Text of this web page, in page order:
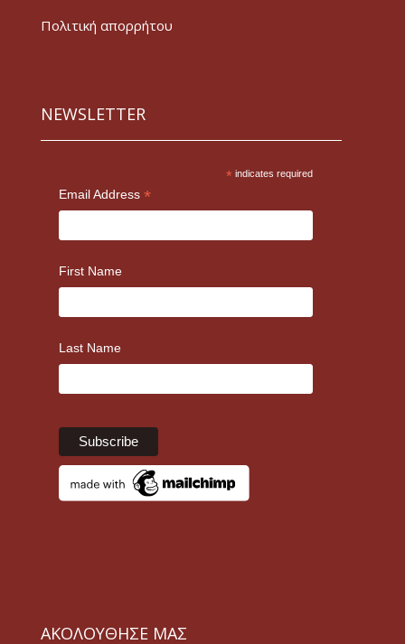
Πολιτική απορρήτου
NEWSLETTER
* indicates required
Email Address *
First Name
Last Name
ΑΚΟΛΟΥΘΗΣΕ ΜΑΣ